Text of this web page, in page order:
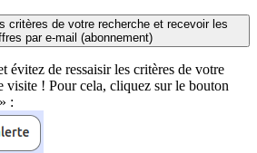
critères de votre recherche et recevoir les
par e-mail (abonnement)
évitez de ressaisir les critères de votre
visite ! Pour cela, cliquez sur le bouton
: